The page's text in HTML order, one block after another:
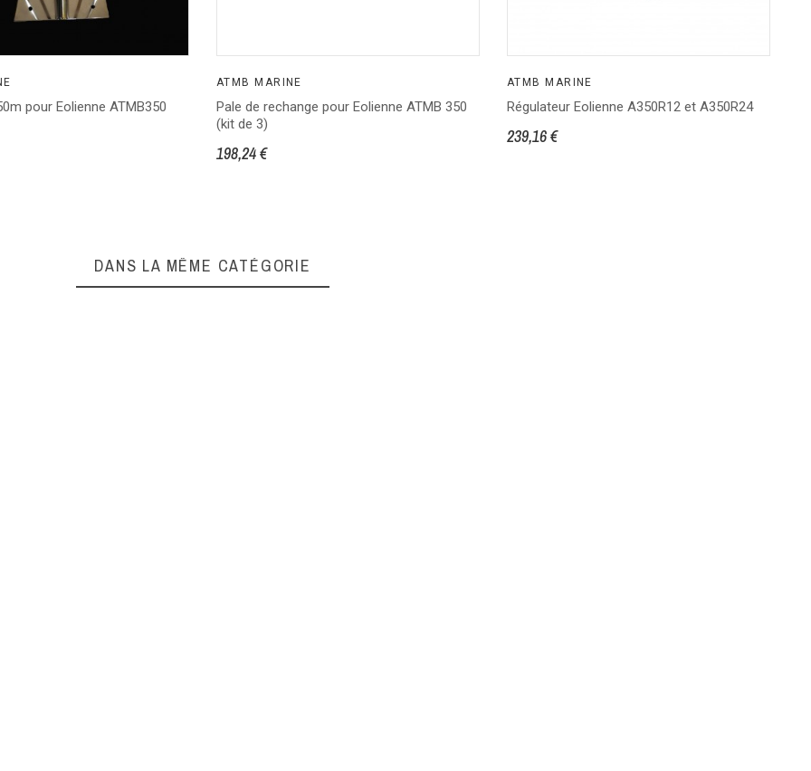
pour Eolienne ATMB350
ATMB MARINE
Pale de rechange pour Eolienne ATMB 350
(kit de 3)
198,24 €
ATMB MARINE
Régulateur Eolienne A350R12 et A350R24
239,16 €
DANS LA MÊME CATÉGORIE